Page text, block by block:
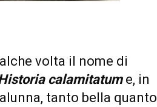
volta il nome di
calamitatume, in
tanto bella quanto